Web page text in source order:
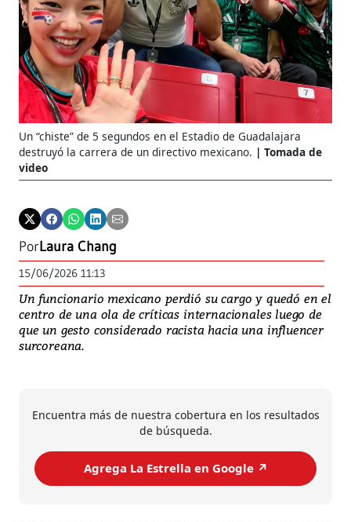
Un “chiste” de 5 segundos en el Estadio de Guadalajara
destruyó la carrera de un directivo mexicano.
Tomada de
video
PorLaura Chang
15/06/2026 11:13
Un funcionario mexicano perdió su cargo y quedó en el
centro de una ola de críticas internacionales luego de
que un gesto considerado racista hacia una influencer
surcoreana.
Encuentra más de nuestra cobertura en los resultados
de búsqueda.
Agrega La Estrella en Google ↗️